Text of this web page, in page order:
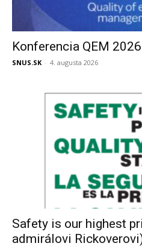
Konferencia QEM 2026
SNUS.SK - 4. augusta 2026
Safety is our highest
admirálovi